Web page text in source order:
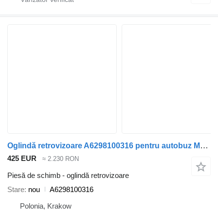
Oglindă retrovizoare A6298100316 pentru autobuz Mercedes-Benz Tourismo Travego O580
425 EUR ≈ 2.230 RON
Piesă de schimb - oglindă retrovizoare
Stare nou
A6298100316
Polonia, Krakow